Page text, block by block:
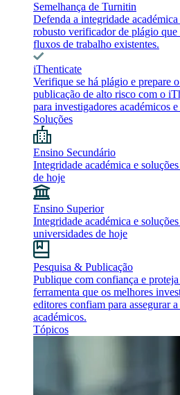
Semelhança de Turnitin
Defenda a integridade
robusto verificador de plágio que
fluxos de trabalho existentes.
iThenticate
Verifique se há plágio e prepare
publicação de alto risco com o
para investigadores académicos
Soluções
Ensino Secundário
Integridade académica e
de hoje
Ensino Superior
Integridade académica e
universidades de hoje
Pesquisa & Publicação
Publique com confiança e proteja
ferramenta que os melhores
editores confiam para assegurar
académicos.
Tópicos